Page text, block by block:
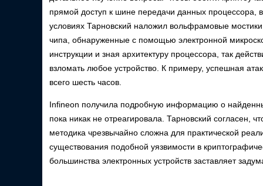
прямой доступ к шине передачи данных процессора,
условиях Тарновский наложил вольфрамовые
чипа, обнаруженные с помощью электронной
инструкции и зная архитектуру процессора, так
взломать любое устройство. К примеру, успешная
всего шесть часов.
Infineon получила подробную информацию о
пока никак не отреагировала. Тарновский согласен,
методика чрезвычайно сложна для практической
существования подобной уязвимости в
большинства электронных устройств заставляет